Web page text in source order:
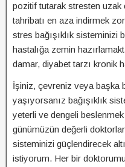
pozitif tutarak stresten
tahribatı en aza indirmek
stres bağışıklık sisteminizi
hastalığa zemin
damar, diyabet tarzı kronik
İşiniz, çevreniz veya başka
yaşıyorsanız bağışıklık
yeterli ve dengeli
günümüzün değerli
sisteminizi güçlendirecek
istiyorum. Her bir